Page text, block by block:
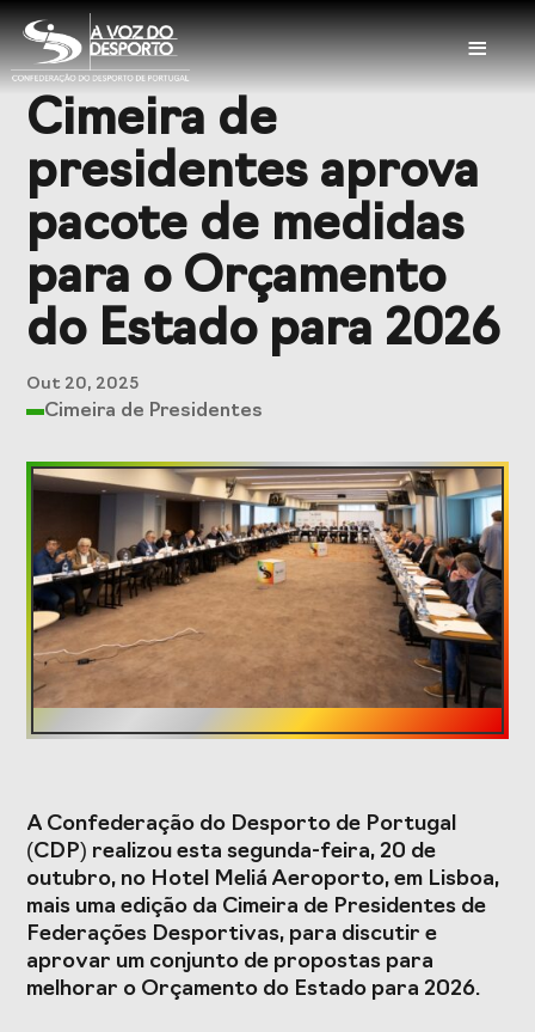
≡
Sobre a CDP
Visão e Missão
Órgãos Sociais
Representações
Nacionais
Representações
Internacionais
História
Documentação
Balcão das
Federações
Seguros
Desportivos
Formação
Estudos e Projetos
O Valor do
(1996-2024) e o seu
futuro
Estudo
impacto da
COVID-19
Projetos Europeus
Eventos
Cimeira de
presidentes aprova
pacote de medidas
para o Orçamento
do Estado para 2026
Out 20, 2025
Cimeira de Presidentes
A Confederação do Desporto de Portugal
(CDP) realizou esta segunda-feira, 20 de
outubro, no Hotel Meliá Aeroporto, em Lisboa,
mais uma edição da Cimeira de Presidentes de
Federações Desportivas, para discutir e
aprovar um conjunto de propostas para
melhorar o Orçamento do Estado para 2026.